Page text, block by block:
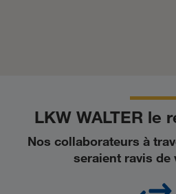
LKW WALTER le
Nos collaborateurs à
seraient ravis de